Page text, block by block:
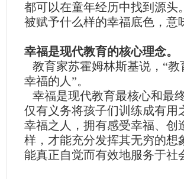
都可以在童年经历中找到源头
被赋予什么样的幸福底色，意
幸福是现代教育的核心理念。
教育家苏霍姆林斯基说，“
幸福的人”。
幸福是现代教育最核心和最
仅有义务将孩子们训练成有用
幸福之人，拥有感受幸福、创
样，才能充分发挥其无穷的想
能真正自觉而有效地服务于社